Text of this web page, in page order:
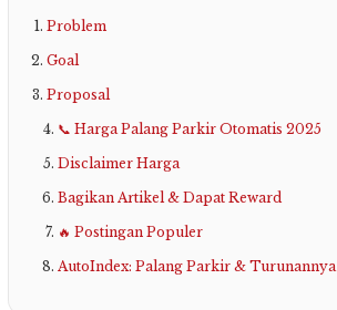
Problem
Goal
Proposal
📞 Harga Palang Parkir Otomatis 2025
Disclaimer Harga
Bagikan Artikel & Dapat Reward
🔥 Postingan Populer
AutoIndex: Palang Parkir & Turunannya